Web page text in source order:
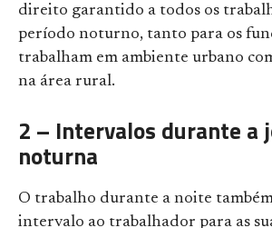
direito garantido a todos os
período noturno, tanto para os
trabalham em ambiente urbano
na área rural.
2 – Intervalos durante a
noturna
O trabalho durante a noite
intervalo ao trabalhador para as